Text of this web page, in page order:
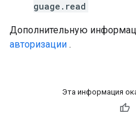
guage.read
Дополнительную
авторизации .
Эта информация